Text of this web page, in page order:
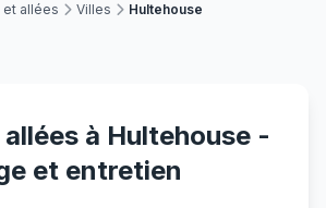
et allées Villes Hultehouse
à Hultehouse -
et entretien